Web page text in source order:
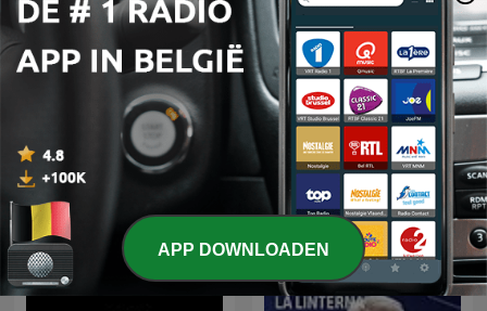
Complètement Foot
APP DOWNLOADEN